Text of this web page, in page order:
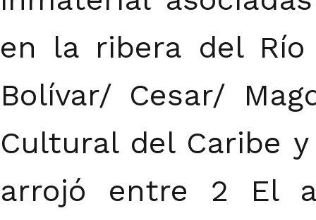
en la ribera del Río
Bolívar/ Cesar/
Cultural del Caribe
arrojó entre 2 El